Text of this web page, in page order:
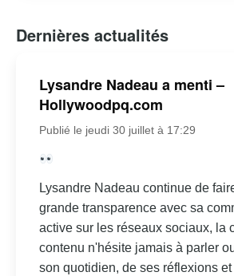
Dernières actualités
Lysandre Nadeau a menti –
Hollywoodpq.com
Publié le jeudi 30 juillet à 17:29
Lysandre Nadeau continue de
grande transparence avec sa
active sur les réseaux sociaux, la
contenu n'hésite jamais à parler
son quotidien, de ses réflexions